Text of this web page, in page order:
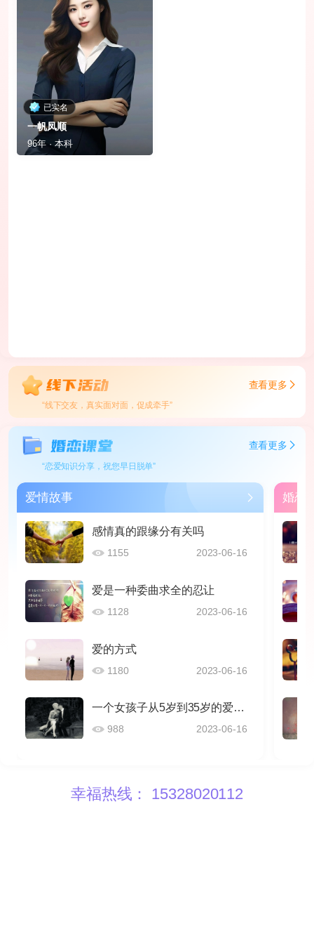
已实名
一帆凤顺
96年 · 本科
查看更多
“线下交友，真实面对面，促成牵手”
查看更多
“恋爱知识分享，祝您早日脱单”
爱情故事
感情真的跟缘分有关吗
1155 2023-06-16
爱是一种委曲求全的忍让
1128 2023-06-16
爱的方式
1180 2023-06-16
一个女孩子从5岁到35岁的爱情感悟
988 2023-06-16
婚恋
幸福热线： 15328020112